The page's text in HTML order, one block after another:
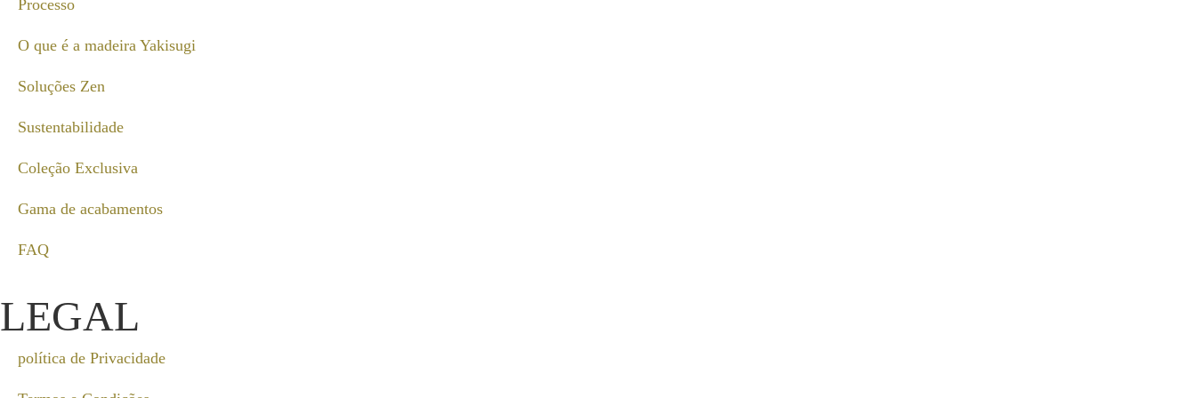
Processo
O que é a madeira Yakisugi
Soluções Zen
Sustentabilidade
Coleção Exclusiva
Gama de acabamentos
FAQ
LEGAL
política de Privacidade